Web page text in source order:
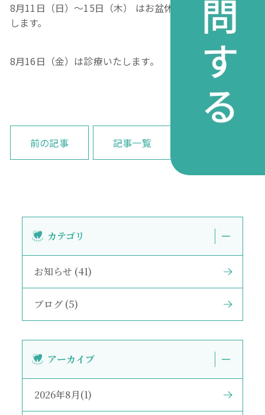
8月11日（日）〜15日（木） はお盆休みのため休診いた
します。
8月16日（金）は診療いたします。
前の記事 記事一覧
カテゴリ
お知らせ (41)
ブログ (5)
アーカイブ
2026年8月(1)